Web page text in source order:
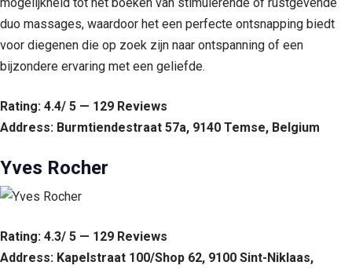
duo massages, waardoor het een perfecte ontsnapping biedt
voor diegenen die op zoek zijn naar ontspanning of een
bijzondere ervaring met een geliefde.
Rating: 4.4/ 5 — 129 Reviews
Address: Burmtiendestraat 57a, 9140 Temse, Belgium
Yves Rocher
Rating: 4.3/ 5 — 129 Reviews
Address: Kapelstraat 100/Shop 62, 9100 Sint-Niklaas,